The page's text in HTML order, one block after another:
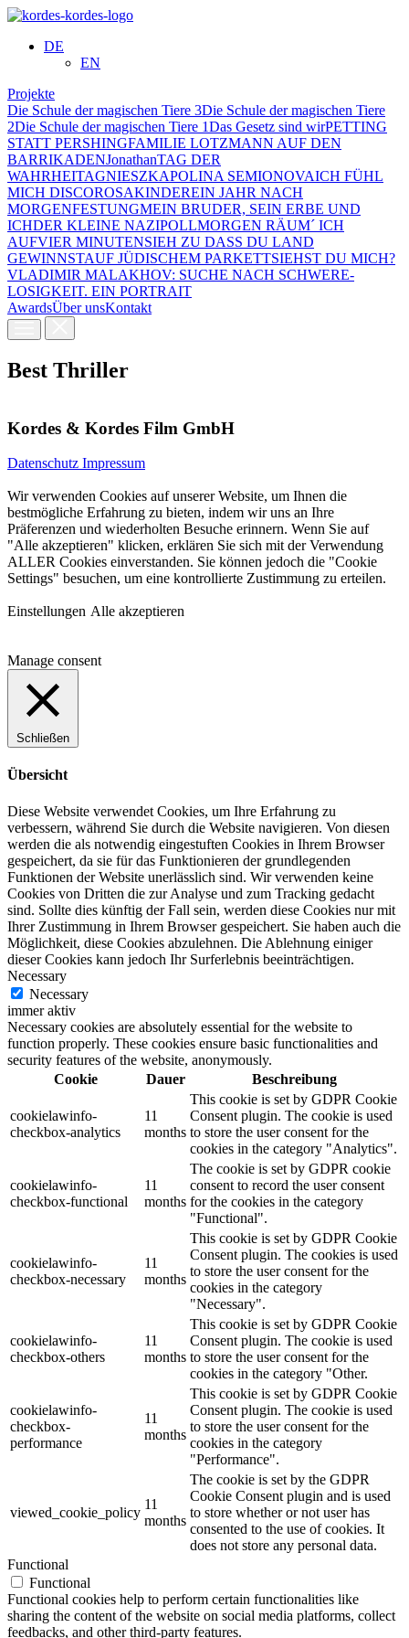
DE
EN
Projekte
Die Schule der magischen Tiere 3Die Schule der magischen Tiere
2Die Schule der magischen Tiere 1Das Gesetz sind wirPETTING
STATT PERSHINGFAMILIE LOTZMANN AUF DEN
BARRIKADENJonathanTAG DER
WAHRHEITAGNIESZKAPOLINA SEMIONOVAICH FÜHL
MICH DISCOROSAKINDEREIN JAHR NACH
MORGENFESTUNGMEIN BRUDER, SEIN ERBE UND
ICHDER KLEINE NAZIPOLLMORGEN RÄUM´ ICH
AUFVIER MINUTENSIEH ZU DASS DU LAND
GEWINNSTAUF JÜDISCHEM PARKETTSIEHST DU MICH?
VLADIMIR MALAKHOV: SUCHE NACH SCHWERE­
LOSIGKEIT. EIN PORTRAIT
AwardsÜber unsKontakt
Best Thriller
Kordes & Kordes Film GmbH
Datenschutz Impressum
Wir verwenden Cookies auf unserer Website, um Ihnen die
bestmögliche Erfahrung zu bieten, indem wir uns an Ihre
Präferenzen und wiederholten Besuche erinnern. Wenn Sie auf
"Alle akzeptieren" klicken, erklären Sie sich mit der Verwendung
ALLER Cookies einverstanden. Sie können jedoch die "Cookie
Settings" besuchen, um eine kontrollierte Zustimmung zu erteilen.
Einstellungen Alle akzeptieren
Manage consent
Schließen
Übersicht
Diese Website verwendet Cookies, um Ihre Erfahrung zu
verbessern, während Sie durch die Website navigieren. Von diesen
werden die als notwendig eingestuften Cookies in Ihrem Browser
gespeichert, da sie für das Funktionieren der grundlegenden
Funktionen der Website unerlässlich sind. Wir verwenden keine
Cookies von Dritten die zur Analyse und zum Tracking gedacht
sind. Sollte dies künftig der Fall sein, werden diese Cookies nur mit
Ihrer Zustimmung in Ihrem Browser gespeichert. Sie haben auch die
Möglichkeit, diese Cookies abzulehnen. Die Ablehnung einiger
dieser Cookies kann jedoch Ihr Surferlebnis beeinträchtigen.
Necessary
Necessary
immer aktiv
Necessary cookies are absolutely essential for the website to
function properly. These cookies ensure basic functionalities and
security features of the website, anonymously.
Cookie
Dauer Beschreibung
cookielawinfo-
checkbox-analytics
11
months
This cookie is set by GDPR Cookie
Consent plugin. The cookie is used
to store the user consent for the
cookies in the category "Analytics".
cookielawinfo-
checkbox-functional
11
months
The cookie is set by GDPR cookie
consent to record the user consent
for the cookies in the category
"Functional".
cookielawinfo-
checkbox-necessary
11
months
This cookie is set by GDPR Cookie
Consent plugin. The cookies is used
to store the user consent for the
cookies in the category
"Necessary".
cookielawinfo-
checkbox-others
11
months
This cookie is set by GDPR Cookie
Consent plugin. The cookie is used
to store the user consent for the
cookies in the category "Other.
cookielawinfo-
checkbox-
performance
11
months
This cookie is set by GDPR Cookie
Consent plugin. The cookie is used
to store the user consent for the
cookies in the category
"Performance".
viewed_cookie_policy
11
months
The cookie is set by the GDPR
Cookie Consent plugin and is used
to store whether or not user has
consented to the use of cookies. It
does not store any personal data.
Functional
Functional
Functional cookies help to perform certain functionalities like
sharing the content of the website on social media platforms, collect
feedbacks, and other third-party features.